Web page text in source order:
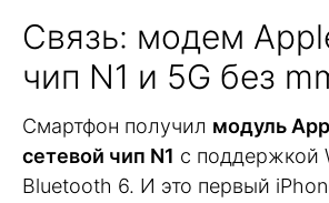
Связь: модем
чип N1 и 5G без
Смартфон получил модуль
сетевой чип N1 с поддержкой
Bluetooth 6. И это первый